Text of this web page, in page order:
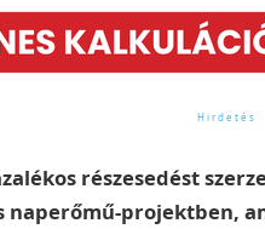
részesedést
projektben,